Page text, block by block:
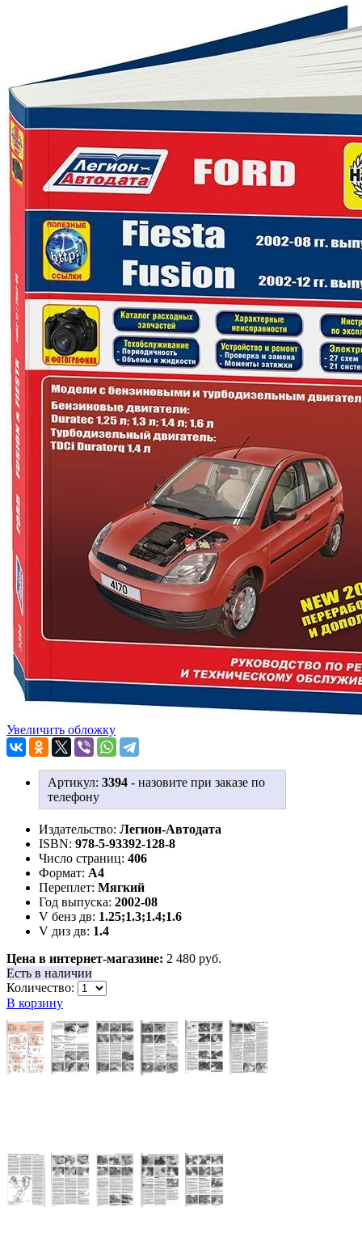
Увеличить обложку
Артикул: 3394 - назовите при заказе по
телефону
Издательство: Легион-Aвтодата
ISBN: 978-5-93392-128-8
Число страниц: 406
Формат: А4
Переплет: Мягкий
Год выпуска: 2002-08
V бенз дв: 1.25;1.3;1.4;1.6
V диз дв: 1.4
Цена в интернет-магазине: 2 480 руб.
Есть в наличии
Количество:
В корзину